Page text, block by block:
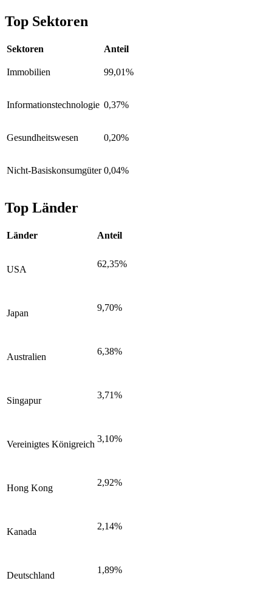
Top Sektoren
Sektoren Anteil
Immobilien 99,01%
Informationstechnologie 0,37%
Gesundheitswesen 0,20%
Nicht-Basiskonsumgüter 0,04%
Top Länder
Länder Anteil
USA
62,35%
Japan
9,70%
Australien
6,38%
Singapur
3,71%
Vereinigtes Königreich
3,10%
Hong Kong
2,92%
Kanada
2,14%
Deutschland
1,89%